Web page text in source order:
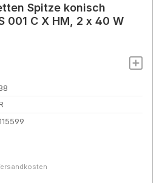
Spitze konisch
001 C X HM, 2 x 40 W